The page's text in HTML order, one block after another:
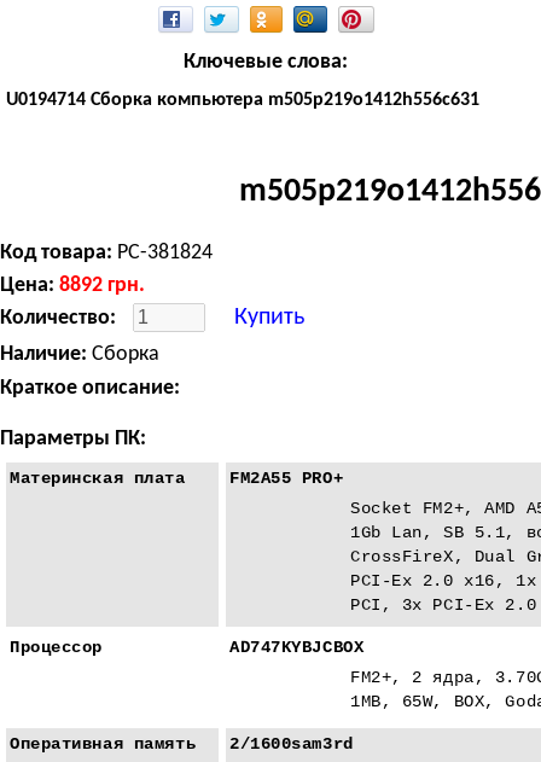
Ключевые слова:
U0194714 Сборка компьютера m505p219o1412h556c631
Код товара: PC-381824
Цена: 8892 грн.
Количество:
Купить
Наличие: Сборка
Краткое описание:
Параметры ПК:
Материнская плата
FM2A55 PRO+
Socket FM2+, AMD
1Gb Lan, SB 5.1,
CrossFireX, Dual
PCI-Eх 2.0 x16,
PCI, 3x PCI-Eх
Процессор
AD747KYBJCBOX
FM2+, 2 ядра,
1MB, 65W, BOX,
Оперативная память
2/1600sam3rd